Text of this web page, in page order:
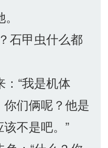
石甲虫什么都
“我是机体
们俩呢？他是
不是吧。”